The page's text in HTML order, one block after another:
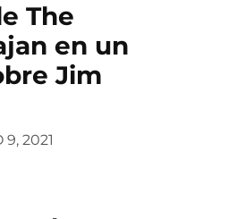
The
en un
Jim
9, 2021